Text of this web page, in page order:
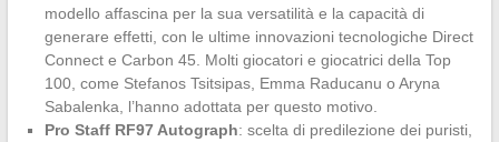
modello affascina per la sua versatilità e la capacità di
generare effetti, con le ultime innovazioni tecnologiche Direct
Connect e Carbon 45. Molti giocatori e giocatrici della Top
100, come Stefanos Tsitsipas, Emma Raducanu o Aryna
Sabalenka, l’hanno adottata per questo motivo.
Pro Staff RF97 Autograph: scelta di predilezione dei puristi,